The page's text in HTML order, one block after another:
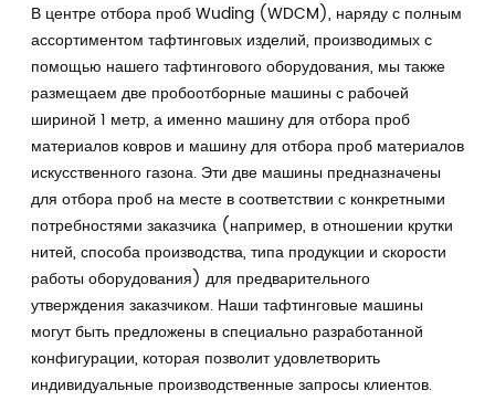
В центре отбора проб Wuding (WDCM), наряду с полным
ассортиментом тафтинговых изделий, производимых с
помощью нашего тафтингового оборудования, мы также
размещаем две пробоотборные машины с рабочей
шириной 1 метр, а именно машину для отбора проб
материалов ковров и машину для отбора проб материалов
искусственного газона. Эти две машины предназначены
для отбора проб на месте в соответствии с конкретными
потребностями заказчика (например, в отношении крутки
нитей, способа производства, типа продукции и скорости
работы оборудования) для предварительного
утверждения заказчиком. Наши тафтинговые машины
могут быть предложены в специально разработанной
конфигурации, которая позволит удовлетворить
индивидуальные производственные запросы клиентов.